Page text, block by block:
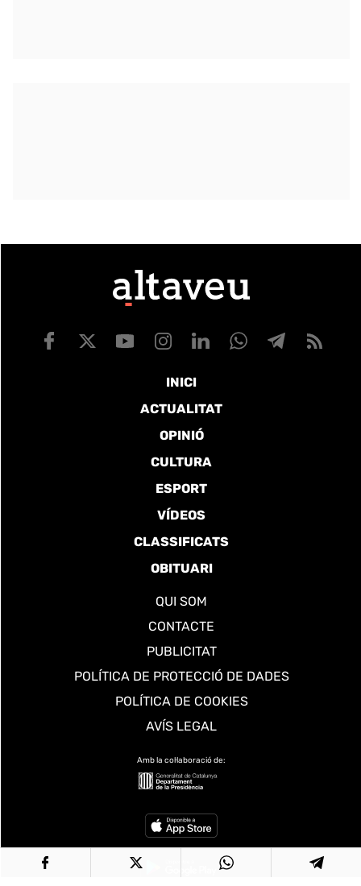
INICI
ACTUALITAT
OPINIÓ
CULTURA
ESPORT
VÍDEOS
CLASSIFICATS
OBITUARI
QUI SOM
CONTACTE
PUBLICITAT
POLÍTICA DE PROTECCIÓ DE DADES
POLÍTICA DE COOKIES
AVÍS LEGAL
Amb la col·laboració de: